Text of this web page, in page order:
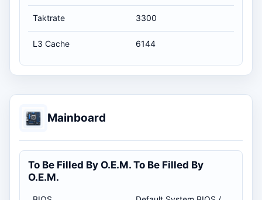
Taktrate 3300
L3 Cache 6144
Mainboard
To Be Filled By O.E.M. To Be Filled By
O.E.M.